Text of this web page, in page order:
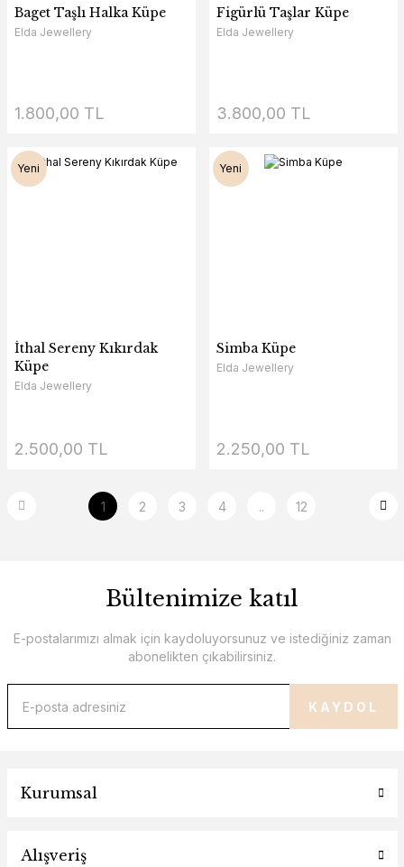
Baget Taşlı Halka Küpe
Elda Jewellery
1.800,00 TL
Figürlü Taşlar Küpe
Elda Jewellery
3.800,00 TL
Yeni
İthal Sereny Kıkırdak
Küpe
Elda Jewellery
2.500,00 TL
Yeni
Simba Küpe
Elda Jewellery
2.250,00 TL
1 2 3 4 .. 12
Bültenimize katıl
E-postalarımızı almak için kaydoluyorsunuz ve istediğiniz zaman
abonelikten çıkabilirsiniz.
KAYDOL
Kurumsal
Alışveriş